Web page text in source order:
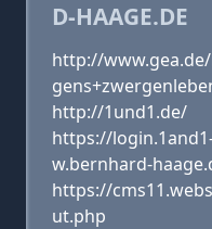
D-HAAGE.DE
http://
http://1und1.de/
https://
w.bernhard-
https://
ut.php